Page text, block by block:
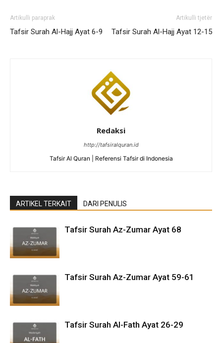
Artikulli paraprak
Tafsir Surah Al-Hajj Ayat 6-9
Artikulli tjetër
Tafsir Surah Al-Hajj Ayat 12-15
Redaksi
http://tafsiralquran.id
Tafsir Al Quran | Referensi Tafsir di Indonesia
ARTIKEL TERKAIT DARI PENULIS
Tafsir Surah Az-Zumar Ayat 68
Tafsir Surah Az-Zumar Ayat 59-61
Tafsir Surah Al-Fath Ayat 26-29